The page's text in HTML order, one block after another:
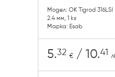
Модел: OK Tigrod 316LSI
2.4 мм, 1 кг
Марка: Esab
5.32 €/ 10.41